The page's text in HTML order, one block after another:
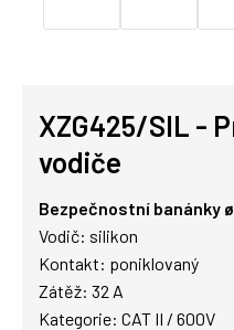
XZG425/SIL -
vodiče
Bezpečnostní banánky
Vodič: silikon
Kontakt: poniklovaný
Zátěž: 32 A
Kategorie: CAT II / 600V